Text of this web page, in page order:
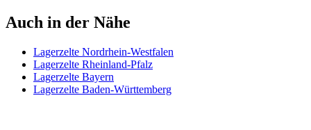
Auch in der Nähe
Lagerzelte Nordrhein-Westfalen
Lagerzelte Rheinland-Pfalz
Lagerzelte Bayern
Lagerzelte Baden-Württemberg